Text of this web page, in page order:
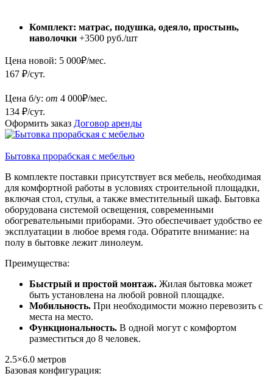
Комплект: матрас, подушка, одеяло, простынь,
наволочки +3500 руб./шт
Цена новой: 5 000₽/мес.
167 ₽/сут.
Цена б/у: от 4 000₽/мес.
134 ₽/сут.
Оформить заказ Договор аренды
Бытовка прорабская с мебелью
В комплекте поставки присутствует вся мебель, необходимая
для комфортной работы в условиях строительной площадки,
включая стол, стулья, а также вместительный шкаф. Бытовка
оборудована системой освещения, современными
обогревательными приборами. Это обеспечивает удобство ее
эксплуатации в любое время года. Обратите внимание: на
полу в бытовке лежит линолеум.
Преимущества:
Быстрый и простой монтаж. Жилая бытовка может
быть установлена на любой ровной площадке.
Мобильность. При необходимости можно перевозить с
места на место.
Функциональность. В одной могут с комфортом
разместиться до 8 человек.
2.5×6.0 метров
Базовая конфигурация: